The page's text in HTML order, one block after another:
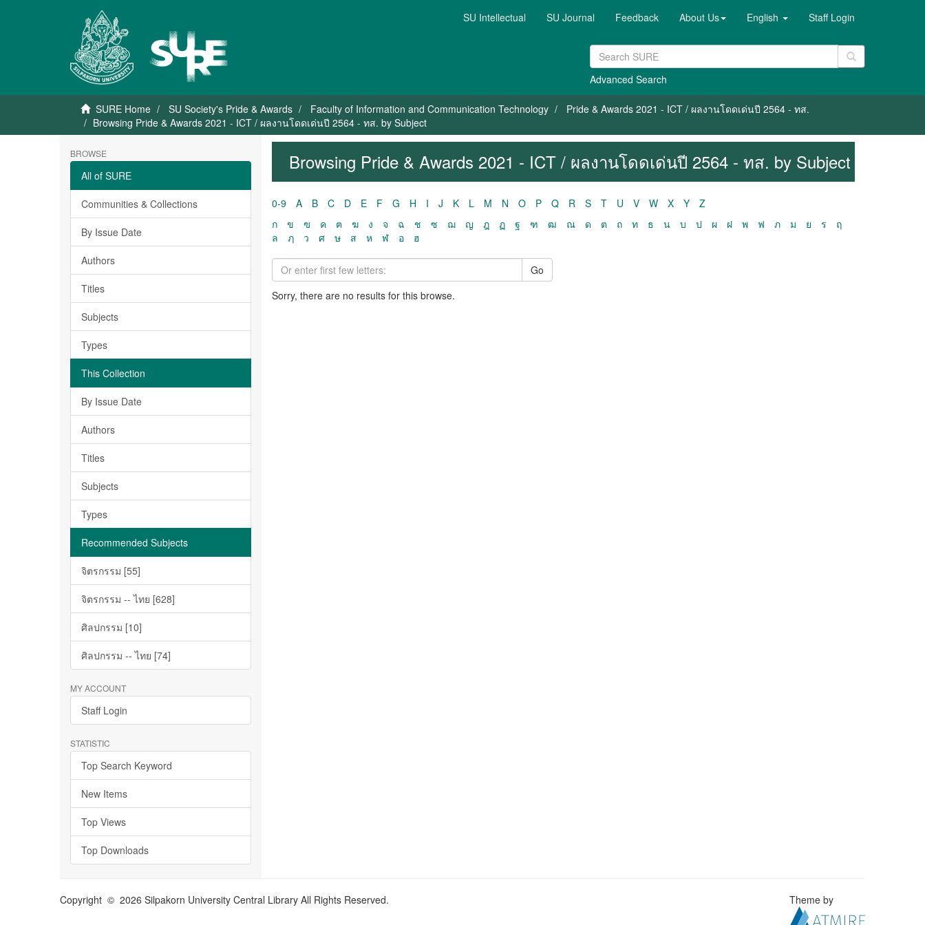
SU Intellectual SU Journal Feedback About Us English Staff Login
Advanced Search
SURE Home SU Society's Pride & Awards Faculty of Information and Communication Technology
Pride & Awards 2021 - ICT / ผลงานโดดเด่นปี 2564 - ทส.
Browsing Pride & Awards 2021 - ICT / ผลงานโดดเด่นปี 2564 - ทส. by Subject
BROWSE
All of SURE
Communities & Collections
By Issue Date
Authors
Titles
Subjects
Types
This Collection
By Issue Date
Authors
Titles
Subjects
Types
Recommended Subjects
จิตรกรรม [55]
จิตรกรรม -- ไทย [628]
ศิลปกรรม [10]
ศิลปกรรม -- ไทย [74]
MY ACCOUNT
Staff Login
STATISTIC
Top Search Keyword
New Items
Top Views
Top Downloads
Browsing Pride & Awards 2021 - ICT / ผลงานโดดเด่นปี 2564 - ทส. by Subject
0-9 A B C D E F G H I J K L M N O P Q R S T U V W X Y
Z
ก
ข ฃ ค ฅ ฆ ง จ ฉ ช ซ ฌ ญ ฎ ฏ ฐ ฑ ฒ ณ ด ต ถ ท ธ น บ ป ผ ฝ พ ฟ ภ ม ย ร
ฤ
ล
ฦ ว ศ ษ ส ห ฬ อ ฮ
Go
Sorry, there are no results for this browse.
Copyright © 2026 Silpakorn University Central Library All Rights Reserved. Theme by